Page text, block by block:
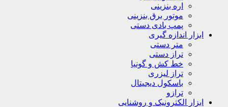
اره بنزینی
موتور برق بنزینی
پمپ بادی دستی
ابزار اندازه گیری
متر دستی
تراز دستی
خط کش و گونیا
تراز لیزری
باسکول دیجیتال
ترازو
ابزار الکترونیک و روشنایی